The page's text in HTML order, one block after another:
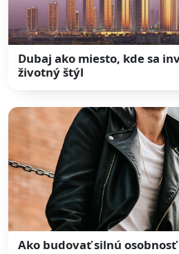
Dubaj ako miesto, kde sa
životný štýl
Ako budovať silnú osobnosť